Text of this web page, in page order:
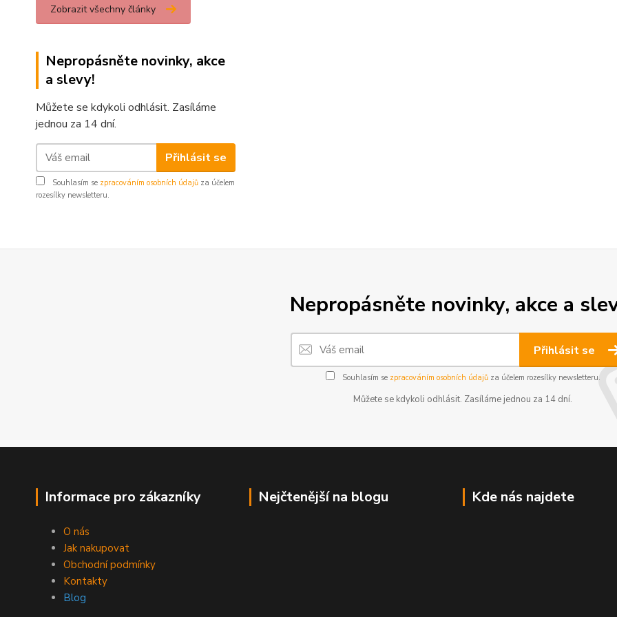
Zobrazit všechny články
Nepropásněte novinky, akce
a slevy!
Můžete se kdykoli odhlásit. Zasíláme
jednou za 14 dní.
Přihlásit se
Souhlasím se zpracováním osobních údajů za účelem
rozesílky newsletteru.
Nepropásněte novinky, akce a
Přihlásit se
Souhlasím se zpracováním osobních údajůza účelem rozesílky newsletteru.
Můžete se kdykoli odhlásit. Zasíláme jednou za 14 dní.
Informace pro zákazníky
O nás
Jak nakupovat
Obchodní podmínky
Kontakty
Blog
Nejčtenější na blogu Kde nás najdete